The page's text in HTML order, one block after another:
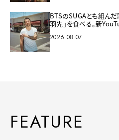
BTSのSUGAとも組ん
羽先」を食べる。新
2026.08.07
FEATURE